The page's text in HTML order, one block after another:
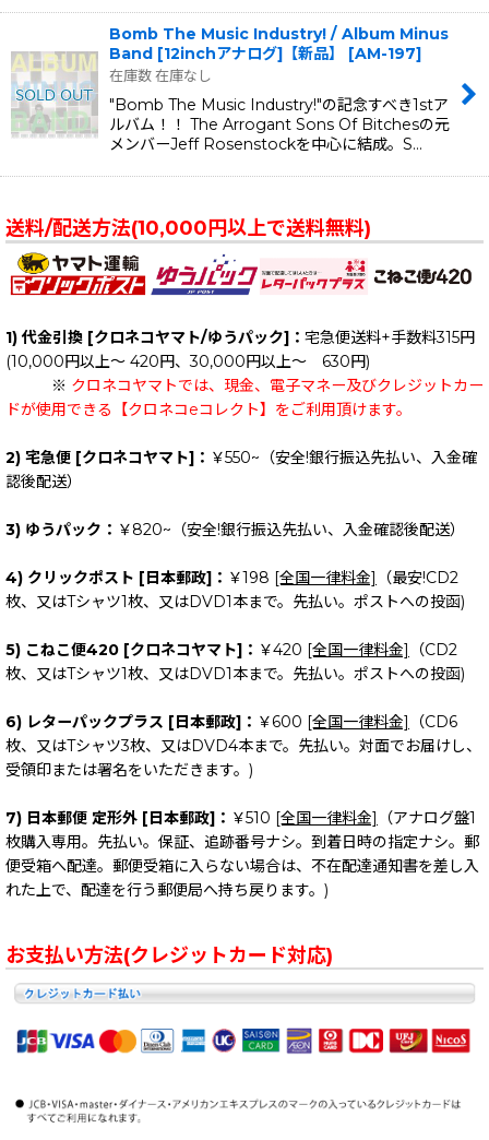
Bomb The Music Industry! / Album Minus
Band [12inchアナログ]【新品】
[AM-197]
在庫数 在庫なし
"Bomb The Music Industry!"の記念すべき1stア
ルバム！！ The Arrogant Sons Of Bitchesの元
メンバーJeff Rosenstockを中心に結成。S…
送料/配送方法(10,000円以上で送料無料)
1) 代金引換 [クロネコヤマト/ゆうパック]： 宅急便送料+手数料315円
(10,000円以上～ 420円、30,000円以上～ 630円)
※ クロネコヤマトでは、現金、電子マネー及びクレジットカー
ドが使用できる【クロネコeコレクト】をご利用頂けます。
2) 宅急便 [クロネコヤマト]： ￥550~（安全!銀行振込先払い、入金確
認後配送）
3) ゆうパック： ￥820~（安全!銀行振込先払い、入金確認後配送）
4) クリックポスト [日本郵政]： ￥198 [全国一律料金]
（最安!CD2
枚、又はTシャツ1枚、又はDVD1本まで。先払い。ポストへの投函)
5) こねこ便420 [クロネコヤマト]： ￥420 [全国一律料金]
（CD2
枚、又はTシャツ1枚、又はDVD1本まで。先払い。ポストへの投函)
6) レターパックプラス [日本郵政]： ￥600 [全国一律料金]
（CD6
枚、又はTシャツ3枚、又はDVD4本まで。先払い。対面でお届けし、
受領印または署名をいただきます。)
7) 日本郵便 定形外 [日本郵政]： ￥510 [全国一律料金]
（アナログ盤1
枚購入専用。先払い。保証、追跡番号ナシ。到着日時の指定ナシ。郵
便受箱へ配達。郵便受箱に入らない場合は、不在配達通知書を差し入
れた上で、配達を行う郵便局へ持ち戻ります。)
お支払い方法(クレジットカード対応)